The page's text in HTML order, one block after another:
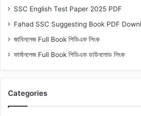
SSC English Test Paper 2025 PDF
Fahad SSC Suggesting Book PDF
জাবিনলেজ Full Book পিডিএফ লিংক
ফার্মানলেজ Full Book পিডিএফ ডাউনলোড লিংক
Categories